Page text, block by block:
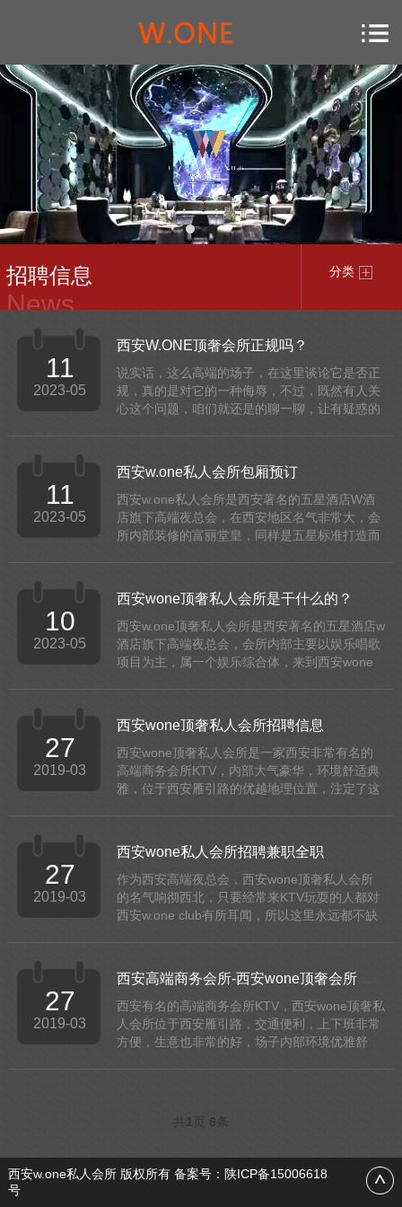
招聘信息
News
分类
11
2023-05
西安W.ONE顶奢会所正规吗？
说实话，这么高端的场子，在这里谈论它是否正
规，真的是对它的一种侮辱，不过，既然有人关
心这个问题，咱们就还是的聊一聊，让有疑惑的
端又名气...
11
2023-05
西安w.one私人会所包厢预订
西安w.one私人会所是西安著名的五星酒店W酒
店旗下高端夜总会，在西安地区名气非常大，会
所内部装修的富丽堂皇，同样是五星标准打造而
部设有...
10
2023-05
西安wone顶奢私人会所是干什么的？
西安w.one顶奢私人会所是西安著名的五星酒店w
酒店旗下高端夜总会，会所内部主要以娱乐唱歌
项目为主，属一个娱乐综合体，来到西安wone
富而...
27
2019-03
西安wone顶奢私人会所招聘信息
西安wone顶奢私人会所是一家西安非常有名的
高端商务会所KTV，内部大气豪华，环境舒适典
雅，位于西安雁引路的优越地理位置，注定了这
的是，因...
27
2019-03
西安wone私人会所招聘兼职全职
作为西安高端夜总会，西安wone顶奢私人会所
的名气响彻西北，只要经常来KTV玩耍的人都对
西安w.one club有所耳闻，所以这里永远都不缺
27
2019-03
西安高端商务会所-西安wone顶奢会所招聘全兼职
西安有名的高端商务会所KTV，西安wone顶奢私
人会所位于西安雁引路，交通便利，上下班非常
方便，生意也非常的好，场子内部环境优雅舒
1 6条
西安w.one私人会所 版权所有 备案号： 陕ICP备15006618
号